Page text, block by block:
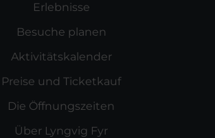
Erlebnisse
Besuche planen
Aktivitätskalender
Preise und Ticketkauf
Die Öffnungszeiten
Über Lyngvig Fyr